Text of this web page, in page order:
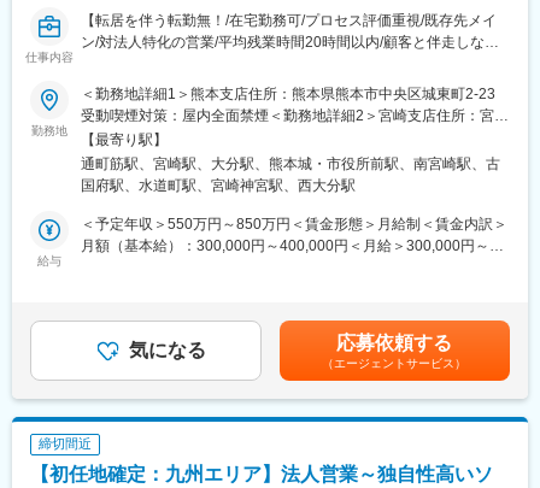
き、手触り感を持って地方創生に貢献することができます。
自立したプロが集う組織として、リモートワークやフレックス、
る、組織のしがらみがないフラットで自由な企業文化です。
変更の範囲：会社の定める業務
■当行の魅力：
考えながら行動（考動）を心がけ、上手くいくかどうか分からな
いことにも、まずやってみるという考えを持って業務に取り組ん
また、鹿児島を盛り上げることに熱い思いを持つ社員が多い点が
特徴です。
変更の範囲：会社の定める業務
仕事内容
【転居を伴う転勤無！/在宅勤務可/プロセス評価重視/既存先メイ
ン/対法人特化の営業/平均残業時間20時間以内/顧客と伴走しなが
■職務概要：
法人の営業担当となり、九州エリアを主に各自50先～100先の中
小企業をメインとした事業者へ向けて様々な課題解決手段を用い
て提案営業を推進いただきます。
※プロジェクト事例：
https://shochu-saiyo.com/plus/project/002/
└大規模テーマパークの開設に際して当金庫がシンジケートロー
■業務詳細：
顧客の財務分析を行い、融資やデリバティブ取引、シンジケート
ローン組成などの提案・セールス・経営相談・アドバイス、創業
■メインミッション：
社会変革や地域創生に向けて取り組む中小中堅から上場企業含め
勤務地
＜勤務地詳細1＞熊本支店住所：熊本県熊本市中央区城東町2-23
受動喫煙対策：屋内全面禁煙＜勤務地詳細2＞宮崎支店住所：宮崎
県宮崎市錦町1-10 受動喫煙対策：屋内全面禁煙＜勤務地詳細3＞
大分支店住所：大分県大分市都町2-1-6 受動喫煙対策：屋内全面禁
煙変更の範囲：無
【最寄り駅】
通町筋駅、宮崎駅、大分駅、熊本城・市役所前駅、南宮崎駅、古
国府駅、水道町駅、宮崎神宮駅、西大分駅
給与
＜予定年収＞550万円～850万円＜賃金形態＞月給制＜賃金内訳＞
月額（基本給）：300,000円～400,000円＜月給＞300,000円～
安の金額であり、選考を通じて上下する可能性があります。月給
(月額)は固定手当を含めた表記です。
気になる 応募依頼する
（エージェントサービス）
締切間近
【初任地確定：九州エリア】法人営業～独自性高いソ